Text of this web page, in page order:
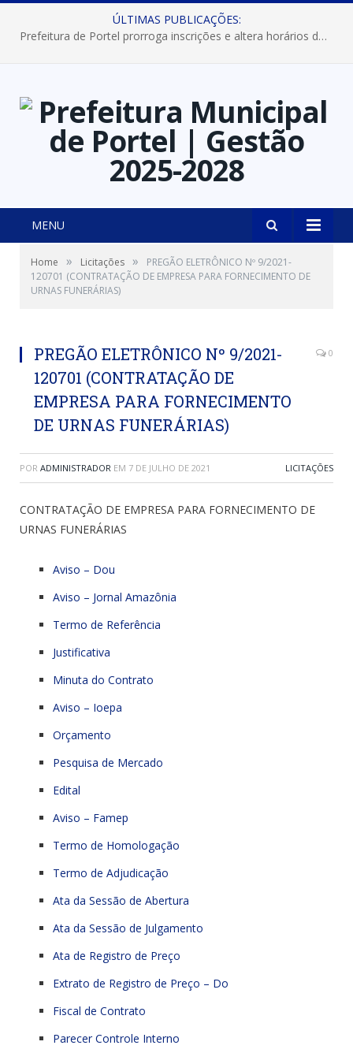
ÚLTIMAS PUBLICAÇÕES:
Prefeitura de Portel prorroga inscrições e altera horários dos concursos “Musa” e “Miss Mix Verão 2026”
MENU
Home » Licitações »
PREGÃO ELETRÔNICO Nº 9/2021-
120701 (CONTRATAÇÃO DE EMPRESA PARA FORNECIMENTO DE
URNAS FUNERÁRIAS)
PREGÃO ELETRÔNICO Nº 9/2021-
120701 (CONTRATAÇÃO DE
EMPRESA PARA FORNECIMENTO
DE URNAS FUNERÁRIAS)
0
POR ADMINISTRADOR EM 7 DE JULHO DE 2021 LICITAÇÕES
CONTRATAÇÃO DE EMPRESA PARA FORNECIMENTO DE
URNAS FUNERÁRIAS
Aviso – Dou
Aviso – Jornal Amazônia
Termo de Referência
Justificativa
Minuta do Contrato
Aviso – Ioepa
Orçamento
Pesquisa de Mercado
Edital
Aviso – Famep
Termo de Homologação
Termo de Adjudicação
Ata da Sessão de Abertura
Ata da Sessão de Julgamento
Ata de Registro de Preço
Extrato de Registro de Preço – Do
Fiscal de Contrato
Parecer Controle Interno